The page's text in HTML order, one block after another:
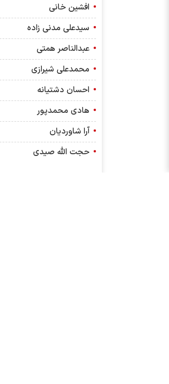
افشین خانی
سیدعلی مدنی زاده
عبدالناصر همتی
محمدعلی شیرازی
احسان دشتیانه
هادی محمدپور
آرا شاوردیان
حجت الله صیدی